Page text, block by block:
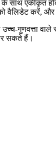
साथ एकीकृत
करें, और
सकते हैं।